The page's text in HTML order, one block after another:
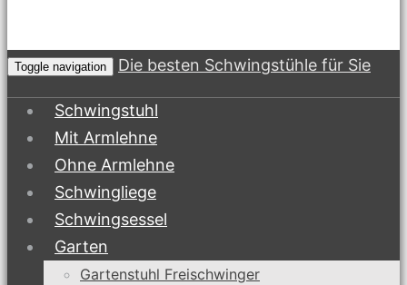
Toggle navigation Die besten Schwingstühle für Sie
Schwingstuhl
Mit Armlehne
Ohne Armlehne
Schwingliege
Schwingsessel
Garten
Gartenstuhl Freischwinger